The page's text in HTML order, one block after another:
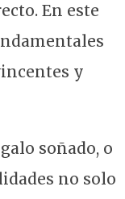
En este
y
soñado, o
no solo